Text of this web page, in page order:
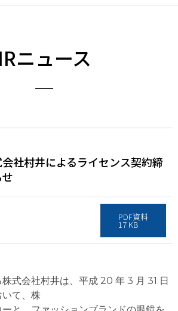
IRニュース
社村井によるライセンス契約締
PDF資料
17 KB
式会社村井は、平成 20 年 3 月 31 日
て、株